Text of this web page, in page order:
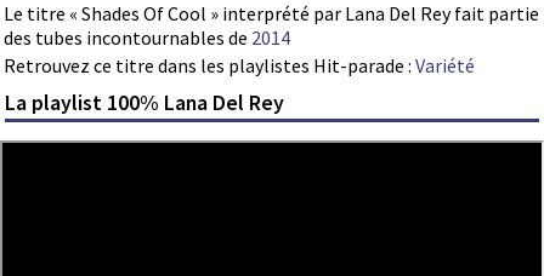
Le titre « Shades Of Cool » interprété par Lana Del Rey fait partie
des tubes incontournables de 2014
Retrouvez ce titre dans les playlistes Hit-parade : Variété
La playlist 100% Lana Del Rey